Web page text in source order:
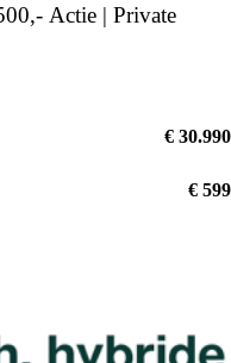
Actie | Private
€ 30.990
€ 599